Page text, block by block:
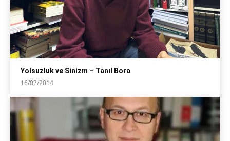
Yolsuzluk ve Sinizm – Tanıl Bora
16/02/2014